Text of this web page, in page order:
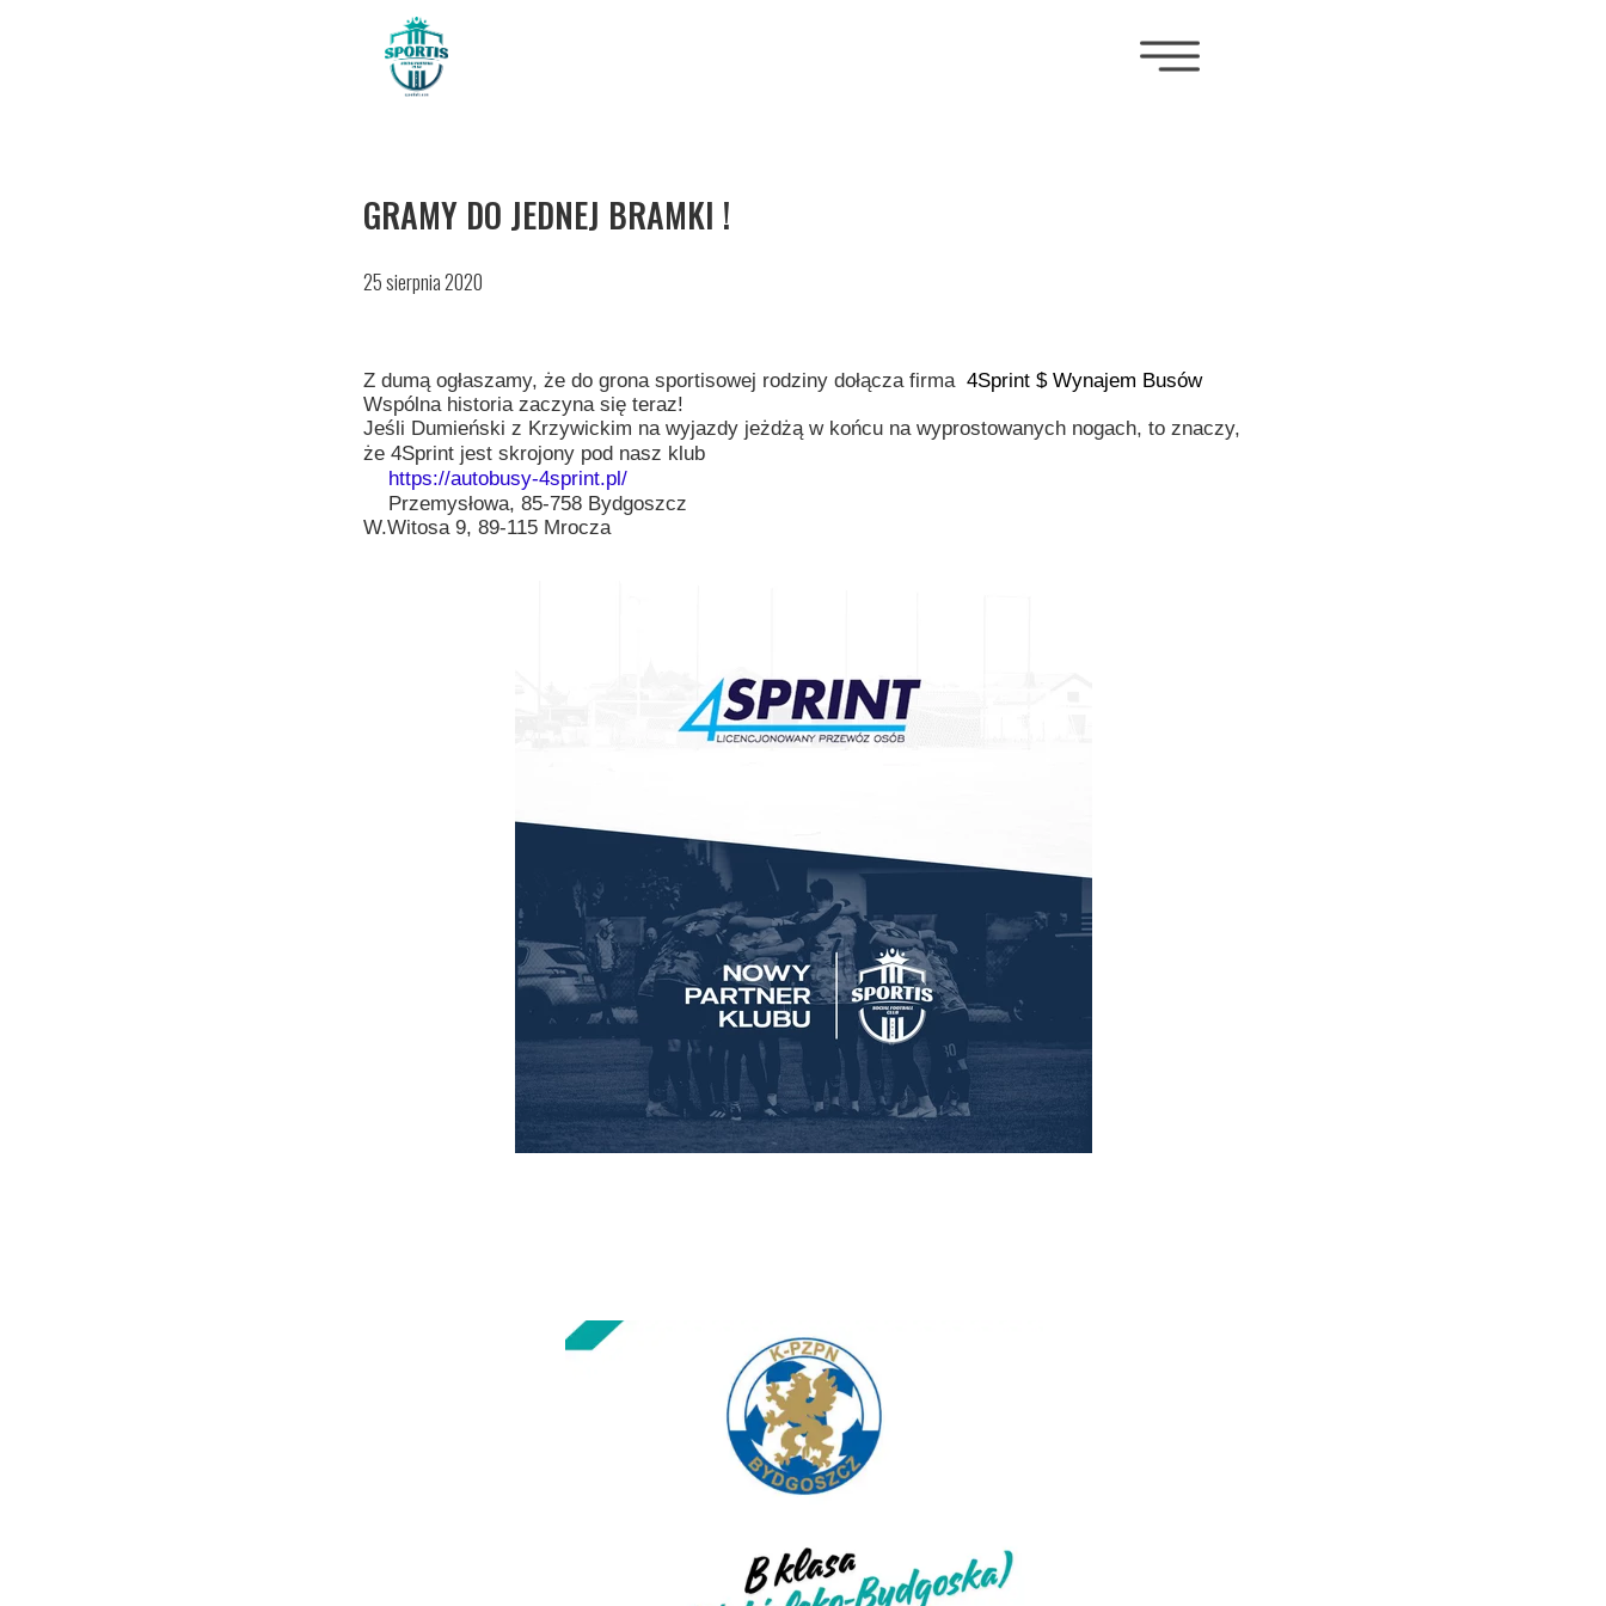
25 sierpnia 2020
GRAMY DO JEDNEJ BRAMKI !
Z dumą ogłaszamy, że do grona sportisowej rodziny dołącza firma 4Sprint $ Wynajem Busów
Wspólna historia zaczyna się teraz!
Jeśli Dumieński z Krzywickim na wyjazdy jeżdżą w końcu na wyprostowanych nogach, to znaczy,
że 4Sprint jest skrojony pod nasz klub
https://autobusy-4sprint.pl/
Przemysłowa, 85-758 Bydgoszcz
W.Witosa 9, 89-115 Mrocza